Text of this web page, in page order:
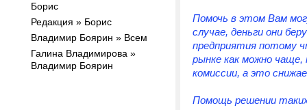
Борис
Редакция » Борис
Владимир Боярин » Всем
Галина Владимирова »
Владимир Боярин
Помочь в этом Вам
случае, деньги они
предприятия потому
рынке как можно чаще,
комиссии, а это
Помощь решении